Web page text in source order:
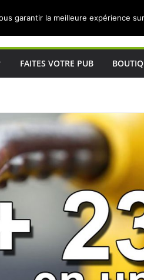
les Lorrains
FAITES VOTRE PUB
garantir la meilleure expérience